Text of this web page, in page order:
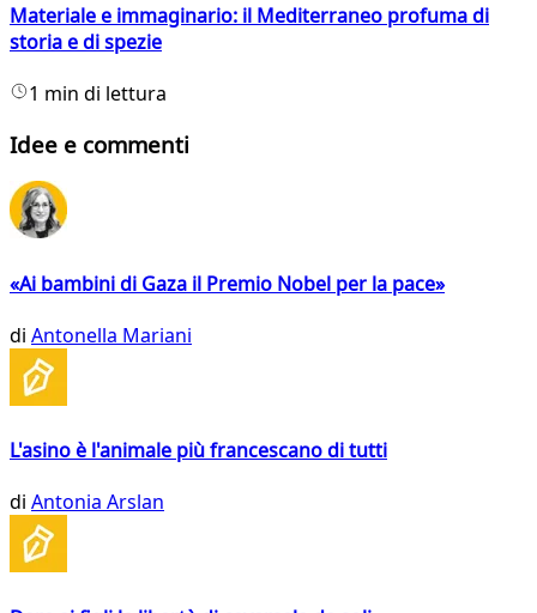
Materiale e immaginario: il Mediterraneo profuma di
storia e di spezie
1 min di lettura
Idee e commenti
«Ai bambini di Gaza il Premio Nobel per la pace»
di Antonella Mariani
L'asino è l'animale più francescano di tutti
di Antonia Arslan